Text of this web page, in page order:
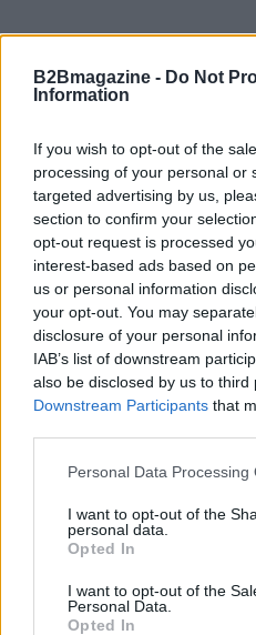
B2Bmagazine - Do Not
Information
If you wish to opt-out of the
processing of your personal or
targeted advertising by us,
section to confirm your
opt-out request is processed
interest-based ads based on
us or personal information
your opt-out. You may
disclosure of your personal
IAB’s list of downstream
also be disclosed by us to third
Downstream Participants that
Please note that this website/
not limited to your visit or
grant or deny consent to
use your data for below
consent section.
Personal Data Processing
I want to opt-out of the
personal data.
Opted In
I want to opt-out of the
Personal Data.
Opted In